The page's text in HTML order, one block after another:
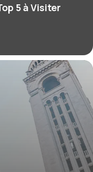
5 à Visiter